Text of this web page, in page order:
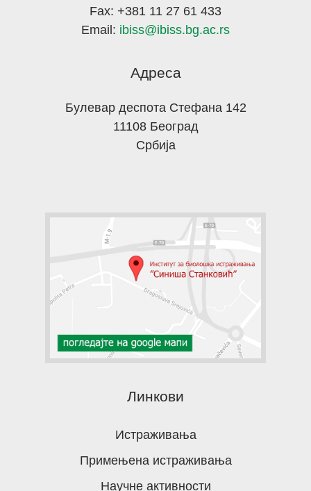
Fax: +381 11 27 61 433
Email: ibiss@ibiss.bg.ac.rs
Адреса
Булевар деспота Стефана 142
11108 Београд
Србија
Линкови
Истраживања
Примењена истраживања
Научне активности